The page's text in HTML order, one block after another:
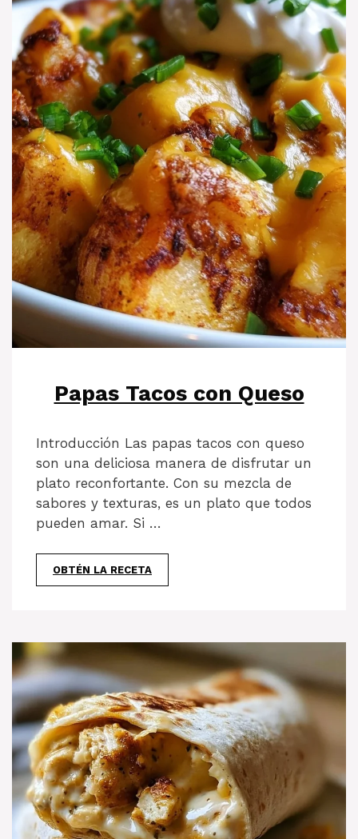
Papas Tacos con Queso
Introducción Las papas tacos con queso
son una deliciosa manera de disfrutar un
plato reconfortante. Con su mezcla de
sabores y texturas, es un plato que todos
pueden amar. Si …
OBTÉN LA RECETA